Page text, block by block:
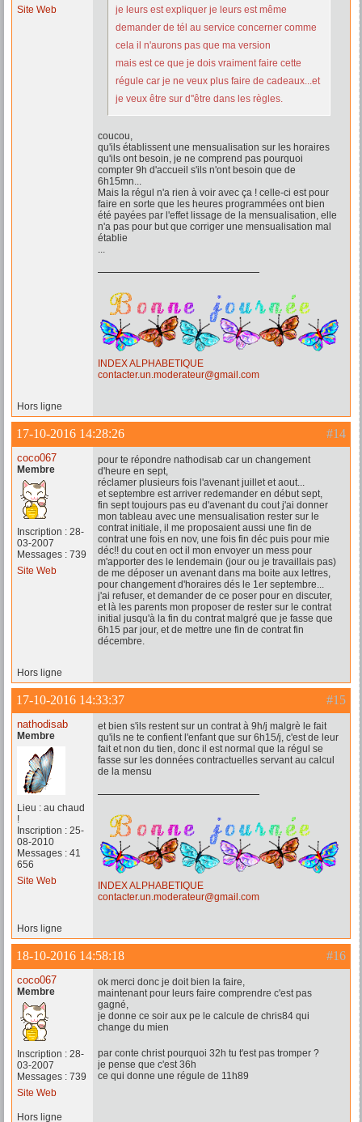
Site Web
je leurs est expliquer je leurs est même
demander de tél au service concerner comme
cela il n'aurons pas que ma version
mais est ce que je dois vraiment faire cette
régule car je ne veux plus faire de cadeaux...et
je veux être sur d''être dans les règles.
coucou,
qu'ils établissent une mensualisation sur les horaires
qu'ils ont besoin, je ne comprend pas pourquoi
compter 9h d'accueil s'ils n'ont besoin que de
6h15mn...
Mais la régul n'a rien à voir avec ça ! celle-ci est pour
faire en sorte que les heures programmées ont bien
été payées par l'effet lissage de la mensualisation, elle
n'a pas pour but que corriger une mensualisation mal
établie
...
INDEX ALPHABETIQUE
contacter.un.moderateur@gmail.com
Hors ligne
#14
17-10-2016 14:28:26
coco067
Membre
Inscription : 28-
03-2007
Messages : 739
Site Web
pour te répondre nathodisab car un changement
d'heure en sept,
réclamer plusieurs fois l'avenant juillet et aout...
et septembre est arriver redemander en début sept,
fin sept toujours pas eu d'avenant du cout j'ai donner
mon tableau avec une mensualisation rester sur le
contrat initiale, il me proposaient aussi une fin de
contrat une fois en nov, une fois fin déc puis pour mie
déc!! du cout en oct il mon envoyer un mess pour
m'apporter des le lendemain (jour ou je travaillais pas)
de me déposer un avenant dans ma boite aux lettres,
pour changement d'horaires dés le 1er septembre...
j'ai refuser, et demander de ce poser pour en discuter,
et là les parents mon proposer de rester sur le contrat
initial jusqu'à la fin du contrat malgré que je fasse que
6h15 par jour, et de mettre une fin de contrat fin
décembre.
Hors ligne
#15
17-10-2016 14:33:37
nathodisab
Membre
Lieu : au chaud
!
Inscription : 25-
08-2010
Messages : 41
656
Site Web
et bien s'ils restent sur un contrat à 9h/j malgrè le fait
qu'ils ne te confient l'enfant que sur 6h15/j, c'est de leur
fait et non du tien, donc il est normal que la régul se
fasse sur les données contractuelles servant au calcul
de la mensu
INDEX ALPHABETIQUE
contacter.un.moderateur@gmail.com
Hors ligne
#16
18-10-2016 14:58:18
coco067
Membre
Inscription : 28-
03-2007
Messages : 739
Site Web
ok merci donc je doit bien la faire,
maintenant pour leurs faire comprendre c'est pas
gagné,
je donne ce soir aux pe le calcule de chris84 qui
change du mien
par conte christ pourquoi 32h tu t'est pas tromper ?
je pense que c'est 36h
ce qui donne une régule de 11h89
Hors ligne